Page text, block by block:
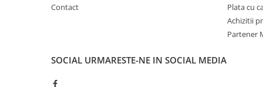
Contact
Plata cu
Achizitii
Partener
SOCIAL URMARESTE-NE IN SOCIAL MEDIA